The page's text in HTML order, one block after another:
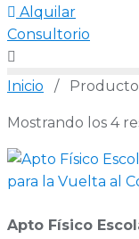
Alquilar
Consultorio
Inicio /
Mostrando los 4
Apto Físico